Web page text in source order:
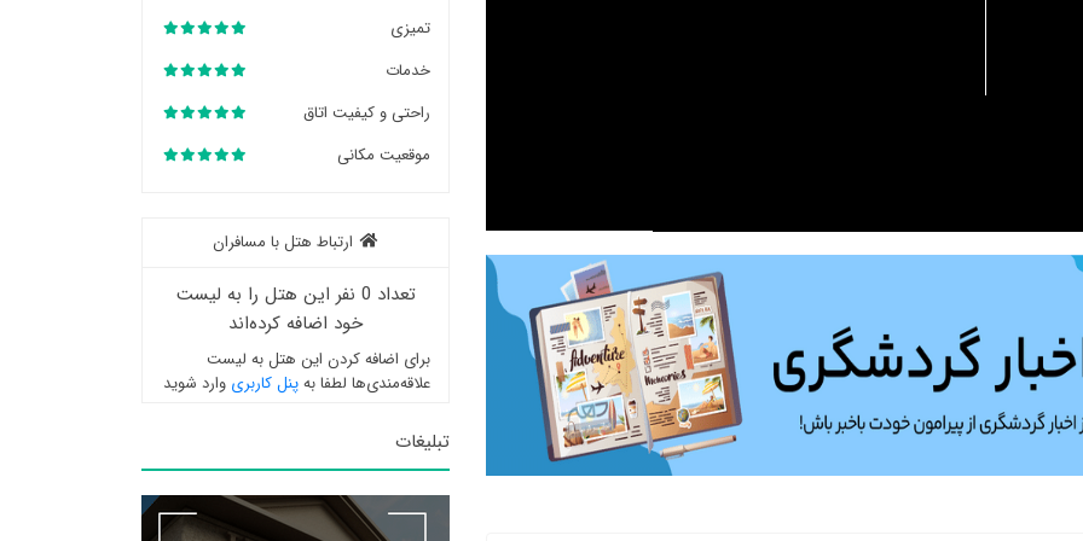
تمیزی
خدمات
راحتی و کیفیت اتاق
موقعیت مکانی
ارتباط هتل با مسافران
تعداد 0 نفر این هتل را به لیست
خود اضافه کرده‌اند
برای اضافه کردن این هتل به لیست
علاقه‌مندی‌ها لطفا بهپنل کاربری وارد شوید
تبلیغات